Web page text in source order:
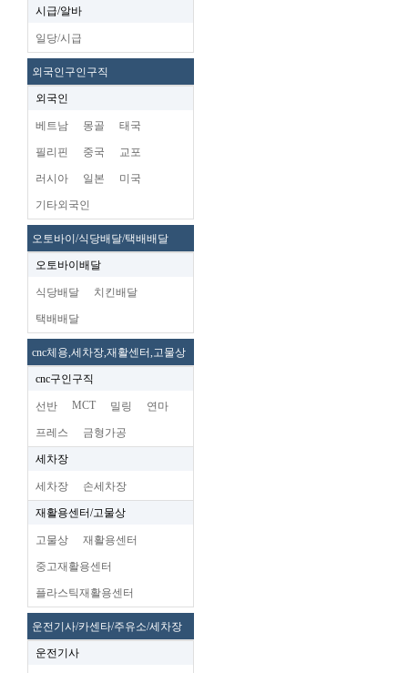
시급/알바
일당/시급
외국인구인구직
외국인
베트남 몽골 태국
필리핀 중국 교포
러시아 일본 미국
기타외국인
오토바이/식당배달/택배배달
오토바이배달
식당배달 치킨배달
택배배달
cnc체용,세차장,재활센터,고물상
cnc구인구직
선반 MCT 밀링 연마
프레스 금형가공
세차장
세차장 손세차장
재활용센터/고물상
고물상 재활용센터
중고재활용센터
플라스틱재활용센터
운전기사/카센타/주유소/세차장
운전기사